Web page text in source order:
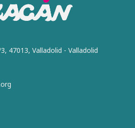
47013, Valladolid - Valladolid